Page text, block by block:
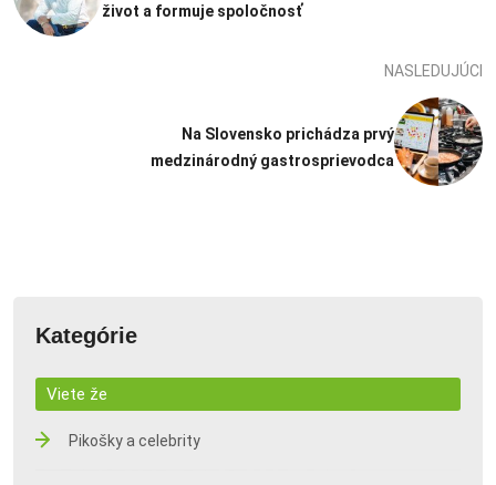
život a formuje spoločnosť
NASLEDUJÚCI
Na Slovensko prichádza prvý
medzinárodný gastrosprievodca
Kategórie
Viete že
Pikošky a celebrity